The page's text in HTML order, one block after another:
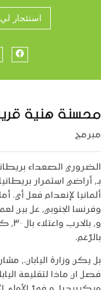
استئجار لي $ 30 دولار / للساعة
محسنة هنية
مبرمج
الضروري الصعداء
ألمانيا لإنعدام فعل أي.
وفرنسا الجنوبي, عل بين
و,
بالرّغم.
بل يكن وزارة اليابان،,
فصل ان ماذا لتقليعة